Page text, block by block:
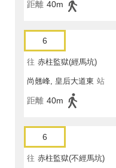
距離 40m
6
往 赤柱監獄(經馬坑)
尚翹峰, 皇后大道東 站
距離 40m
6
往 赤柱監獄(不經馬坑)